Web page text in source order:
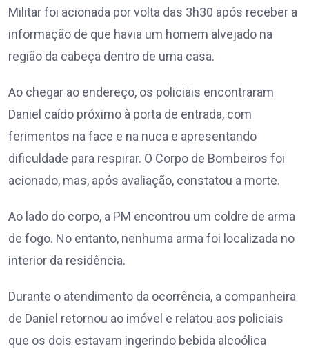
Militar foi acionada por volta das 3h30 após receber a
informação de que havia um homem alvejado na
região da cabeça dentro de uma casa.
Ao chegar ao endereço, os policiais encontraram
Daniel caído próximo à porta de entrada, com
ferimentos na face e na nuca e apresentando
dificuldade para respirar. O Corpo de Bombeiros foi
acionado, mas, após avaliação, constatou a morte.
Ao lado do corpo, a PM encontrou um coldre de arma
de fogo. No entanto, nenhuma arma foi localizada no
interior da residência.
Durante o atendimento da ocorrência, a companheira
de Daniel retornou ao imóvel e relatou aos policiais
que os dois estavam ingerindo bebida alcoólica